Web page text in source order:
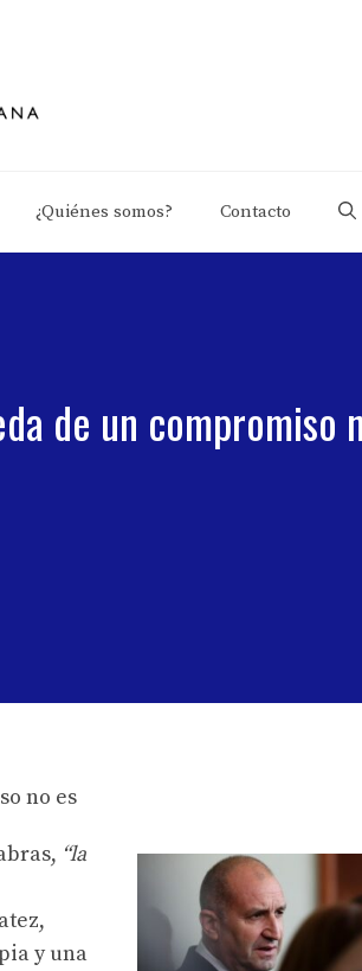
¿Quiénes somos? Contacto
de un compromiso
“la
y una